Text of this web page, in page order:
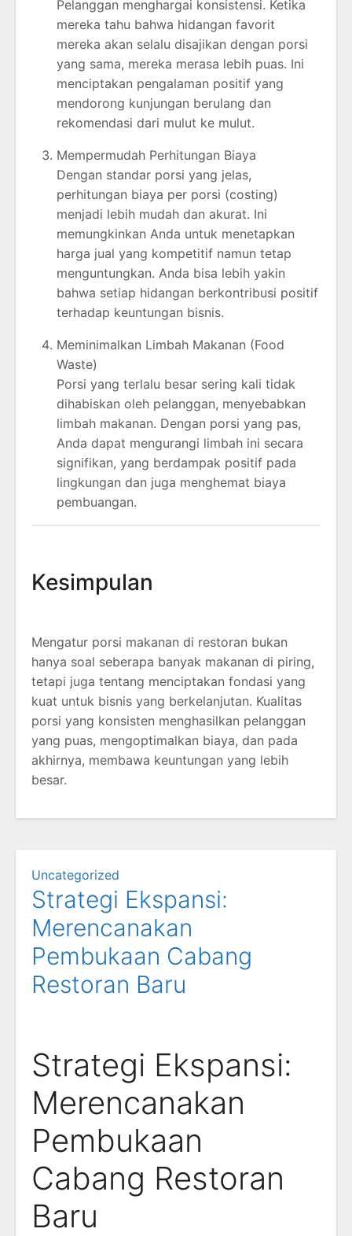
Pelanggan menghargai konsistensi. Ketika
mereka tahu bahwa hidangan favorit
mereka akan selalu disajikan dengan porsi
yang sama, mereka merasa lebih puas. Ini
menciptakan pengalaman positif yang
mendorong kunjungan berulang dan
rekomendasi dari mulut ke mulut.
Mempermudah Perhitungan Biaya
Dengan standar porsi yang jelas,
perhitungan biaya per porsi (costing)
menjadi lebih mudah dan akurat. Ini
memungkinkan Anda untuk menetapkan
harga jual yang kompetitif namun tetap
menguntungkan. Anda bisa lebih yakin
bahwa setiap hidangan berkontribusi positif
terhadap keuntungan bisnis.
Meminimalkan Limbah Makanan (Food
Waste)
Porsi yang terlalu besar sering kali tidak
dihabiskan oleh pelanggan, menyebabkan
limbah makanan. Dengan porsi yang pas,
Anda dapat mengurangi limbah ini secara
signifikan, yang berdampak positif pada
lingkungan dan juga menghemat biaya
pembuangan.
Kesimpulan
Mengatur porsi makanan di restoran bukan
hanya soal seberapa banyak makanan di piring,
tetapi juga tentang menciptakan fondasi yang
kuat untuk bisnis yang berkelanjutan. Kualitas
porsi yang konsisten menghasilkan pelanggan
yang puas, mengoptimalkan biaya, dan pada
akhirnya, membawa keuntungan yang lebih
besar.
Uncategorized
Strategi Ekspansi:
Merencanakan
Pembukaan Cabang
Restoran Baru
Strategi Ekspansi:
Merencanakan
Pembukaan
Cabang Restoran
Baru